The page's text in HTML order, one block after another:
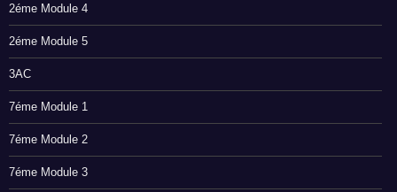
2éme Module 4
2éme Module 5
3AC
7éme Module 1
7éme Module 2
7éme Module 3